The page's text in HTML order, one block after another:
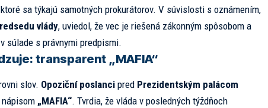
sa týkajú samotných prokurátorov. V súvislosti s oznámením,
vlády, uviedol, že vec je riešená zákonným spôsobom a
súlade s právnymi predpismi.
transparent „MAFIA“
slov. Opoziční poslancipred Prezidentským palácom
„MAFIA“. Tvrdia, že vláda v posledných týždňoch